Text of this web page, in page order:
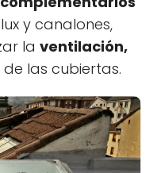
y canalones,
la ventilación,
de las cubiertas.